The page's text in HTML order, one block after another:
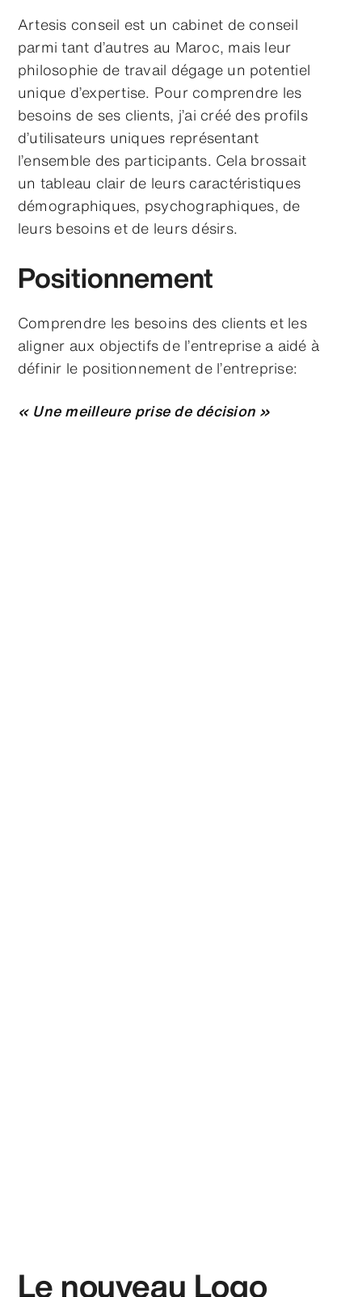
Artesis conseil est un cabinet de conseil
parmi tant d’autres au Maroc, mais leur
philosophie de travail dégage un potentiel
unique d’expertise. Pour comprendre les
besoins de ses clients, j’ai créé des profils
d’utilisateurs uniques représentant
l’ensemble des participants. Cela brossait
un tableau clair de leurs caractéristiques
démographiques, psychographiques, de
leurs besoins et de leurs désirs.
Positionnement
Comprendre les besoins des clients et les
aligner aux objectifs de l’entreprise a aidé à
définir le positionnement de l’entreprise:
« Une meilleure prise de décision »
Le nouveau Logo